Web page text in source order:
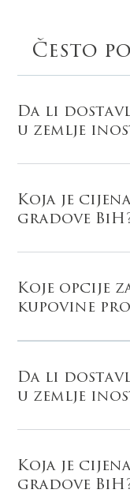
Često
Da li
u zemlje
Koja je
gradove
Koje opcije
kupovine
Da li
u zemlje
Koja je
gradove